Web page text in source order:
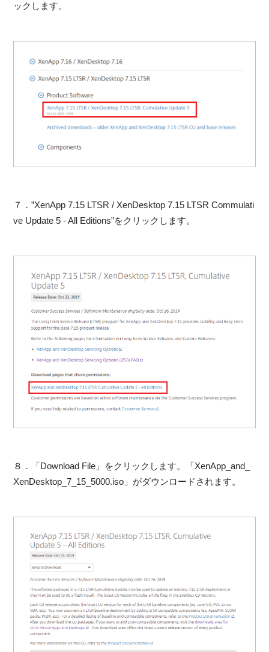
ックします。
７．”XenApp 7.15 LTSR / XenDesktop 7.15 LTSR Commulati
ve Update 5 - All Editions”をクリックします。
８．「Download File」をクリックします。「XenApp_and_
XenDesktop_7_15_5000.iso」がダウンロードされます。